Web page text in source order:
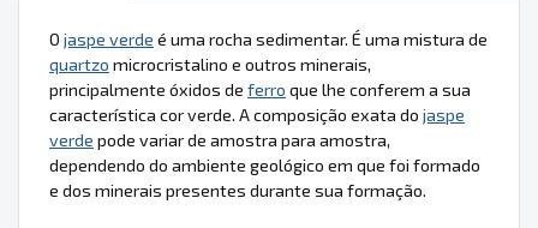
O jaspe verde é uma rocha sedimentar. É uma mistura de
quartzo microcristalino e outros minerais,
principalmente óxidos de ferro que lhe conferem a sua
característica cor verde. A composição exata do jaspe
verde pode variar de amostra para amostra,
dependendo do ambiente geológico em que foi formado
e dos minerais presentes durante sua formação.